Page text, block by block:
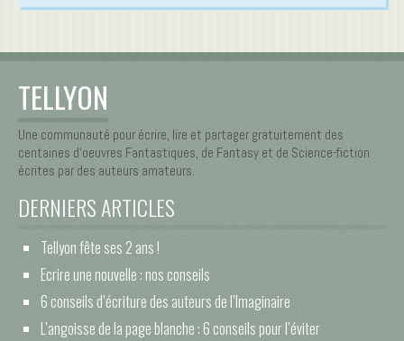
TELLYON
Une communauté pour écrire, lire et partager gratuitement des
centaines d’oeuvres Fantastiques, de Fantasy et de Science-fiction
écrites par des auteurs amateurs.
DERNIERS ARTICLES
Tellyon fête ses 2 ans !
Ecrire une nouvelle : nos conseils
6 conseils d’écriture des auteurs de l’Imaginaire
L’angoisse de la page blanche : 6 conseils pour l’éviter